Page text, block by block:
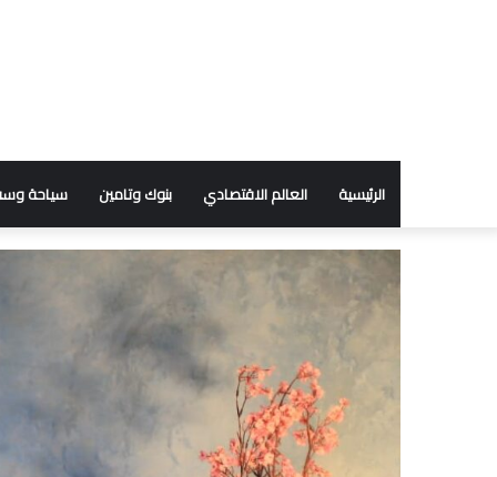
الرئيسية العالم الاقتصادي بنوك وتامين سياحة